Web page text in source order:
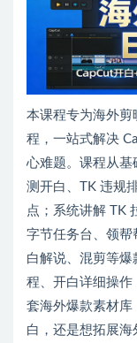
本课程专为海外
程，一站式解决
心难题。课程从基
测开白、TK 违规
点；系统讲解 TK
字节任务台、领帮
白解说、混剪等
程、开白详细操作
套海外爆款素材库
白，还是想拓展